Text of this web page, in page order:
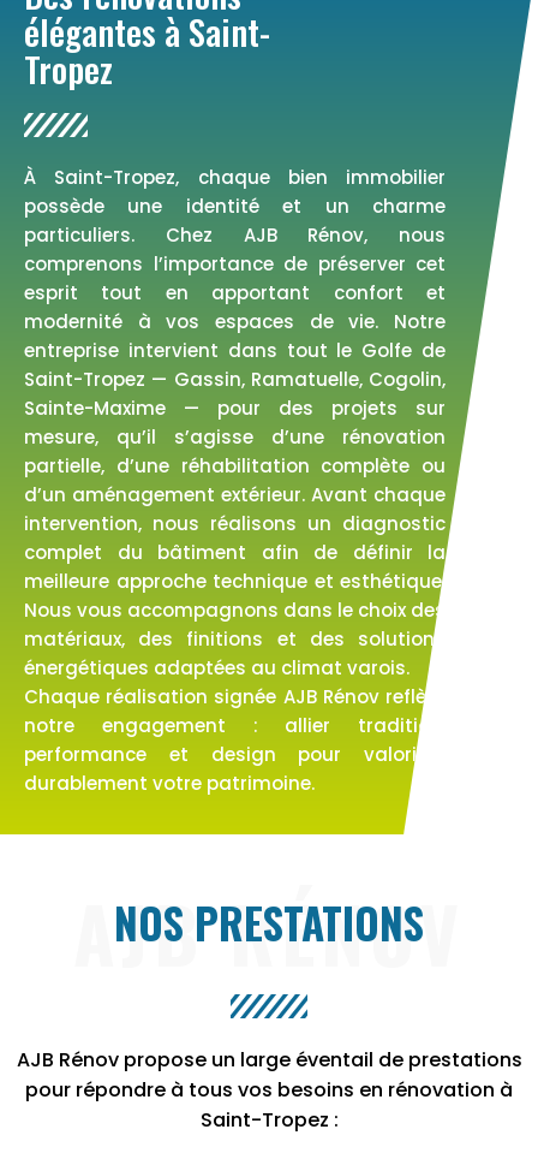
élégantes à Saint-
Tropez
À Saint-Tropez, chaque bien immobilier
possède une identité et un charme
particuliers. Chez AJB Rénov, nous
comprenons l’importance de préserver cet
esprit tout en apportant confort et
modernité à vos espaces de vie. Notre
entreprise intervient dans tout le Golfe de
Saint-Tropez — Gassin, Ramatuelle, Cogolin,
Sainte-Maxime — pour des projets sur
mesure, qu’il s’agisse d’une rénovation
partielle, d’une réhabilitation complète ou
d’un aménagement extérieur. Avant chaque
intervention, nous réalisons un diagnostic
complet du bâtiment afin de définir la
meilleure approche technique et esthétique.
Nous vous accompagnons dans le choix des
matériaux, des finitions et des solutions
énergétiques adaptées au climat varois.
Chaque réalisation signée AJB Rénov reflète
notre engagement : allier tradition,
performance et design pour valoriser
durablement votre patrimoine.
AJB RÉNOV
NOS PRESTATIONS
AJB Rénov propose un large éventail de prestations
pour répondre à tous vos besoins en rénovation à
Saint-Tropez :